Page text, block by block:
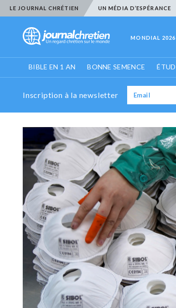
LE JOURNAL CHRÉTIEN UN MÉDIA D’ESPÉRANCE
MONDIAL 2026
BIBLE EN 1 AN BONNE SEMENCE
Inscription à la newsletter